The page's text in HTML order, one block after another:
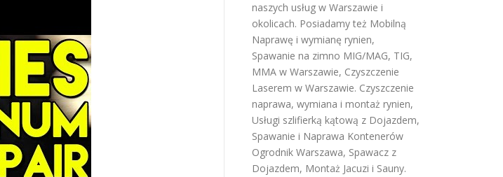
naszych usług w Warszawie i
okolicach. Posiadamy też Mobilną
Naprawę i wymianę rynien,
Spawanie na zimno MIG/MAG, TIG,
MMA w Warszawie, Czyszczenie
Laserem w Warszawie. Czyszczenie
naprawa, wymiana i montaż rynien,
Usługi szlifierką kątową z Dojazdem,
Spawanie i Naprawa Kontenerów
Ogrodnik Warszawa, Spawacz z
Dojazdem, Montaż Jacuzi i Sauny.